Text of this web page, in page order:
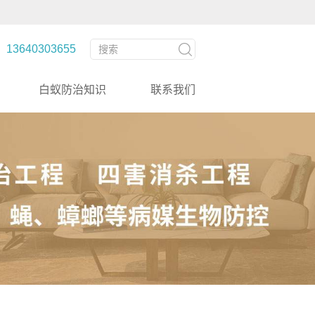
13640303655
白蚁防治知识 联系我们